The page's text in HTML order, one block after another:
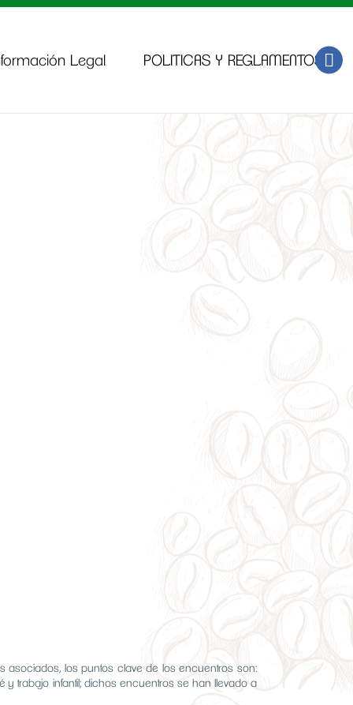
Legal POLITICAS Y REGLAMENTOS
asociados, los puntos clave de los encuentros son:
trabajo infantil; dichos encuentros se han llevado a